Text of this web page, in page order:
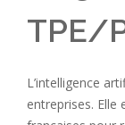
TPE/
L’intelligence
entreprises. Elle